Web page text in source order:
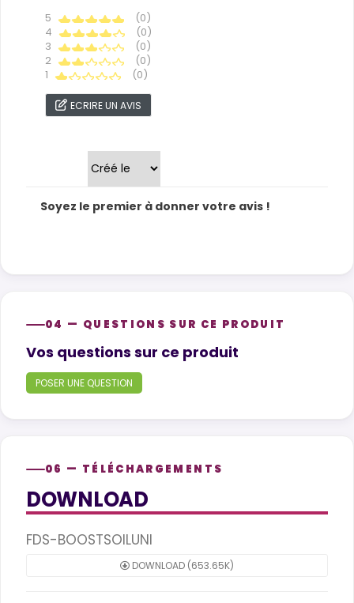
5
(0)
4
(0)
3
(0)
2
(0)
1
(0)
ECRIRE UN AVIS
Soyez le premier à donner votre avis !
04 — QUESTIONS SUR CE PRODUIT
Product questions
Vos questions sur ce produit
POSER UNE QUESTION
06 — TÉLÉCHARGEMENTS
DOWNLOAD
FDS-BOOSTSOILUNI
DOWNLOAD (653.65K)